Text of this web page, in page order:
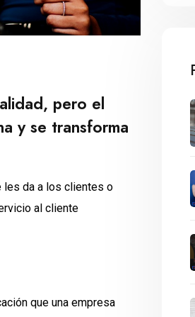
pero el
y se transforma
les da a los clientes o
al cliente
que una empresa